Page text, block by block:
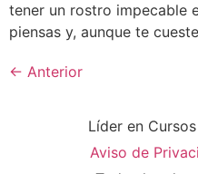
tener un rostro impecable
piensas y, aunque te
← Anterior
Líder en
Aviso de